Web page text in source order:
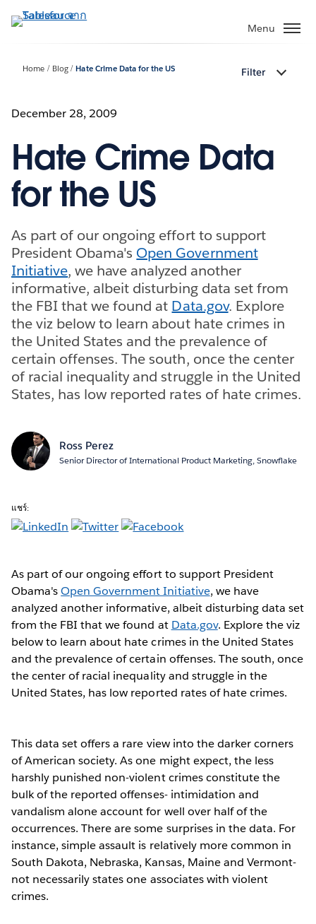
ไป
Menu
Home Blog Hate Crime Data for the US Filter
December 28, 2009
Hate Crime Data
for the US
As part of our ongoing effort to support
President Obama's Open Government
Initiative, we have analyzed another
informative, albeit disturbing data set from
the FBI that we found at Data.gov. Explore
the viz below to learn about hate crimes in
the United States and the prevalence of
certain offenses. The south, once the center
of racial inequality and struggle in the United
States, has low reported rates of hate crimes.
Ross Perez
Senior Director of International Product Marketing, Snowflake
แชร์:
As part of our ongoing effort to support President
Obama'sOpen Government Initiative, we have
analyzed another informative, albeit disturbing data set
from the FBI that we found at Data.gov. Explore the viz
below to learn about hate crimes in the United States
and the prevalence of certain offenses. The south, once
the center of racial inequality and struggle in the
United States, has low reported rates of hate crimes.
This data set offers a rare view into the darker corners
of American society. As one might expect, the less
harshly punished non-violent crimes constitute the
bulk of the reported offenses- intimidation and
vandalism alone account for well over half of the
occurrences. There are some surprises in the data. For
instance, simple assault is relatively more common in
South Dakota, Nebraska, Kansas, Maine and Vermont-
not necessarily states one associates with violent
crimes.